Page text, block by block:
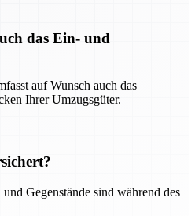
das Ein- und
auf Wunsch auch das
Ihrer Umzugsgüter.
Gegenstände sind während des